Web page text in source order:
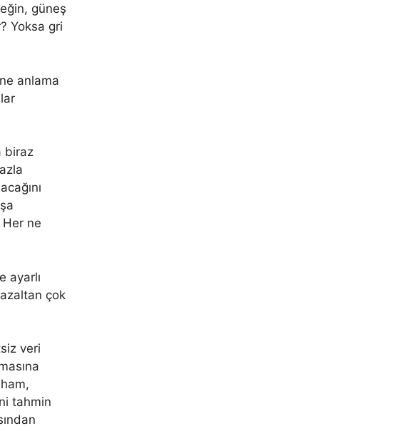
güneş
Yoksa gri
anlama
biraz
Her ne
ayarlı
çok
veri
tahmin